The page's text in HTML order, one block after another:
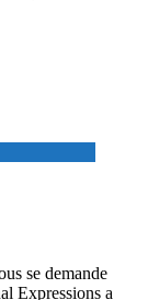
se demande
Expressions a